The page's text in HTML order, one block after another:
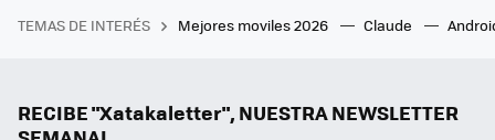
TEMAS DE INTERÉS Mejores moviles 2026 Claude
RECIBE "Xatakaletter", NUESTRA NEWSLETTER